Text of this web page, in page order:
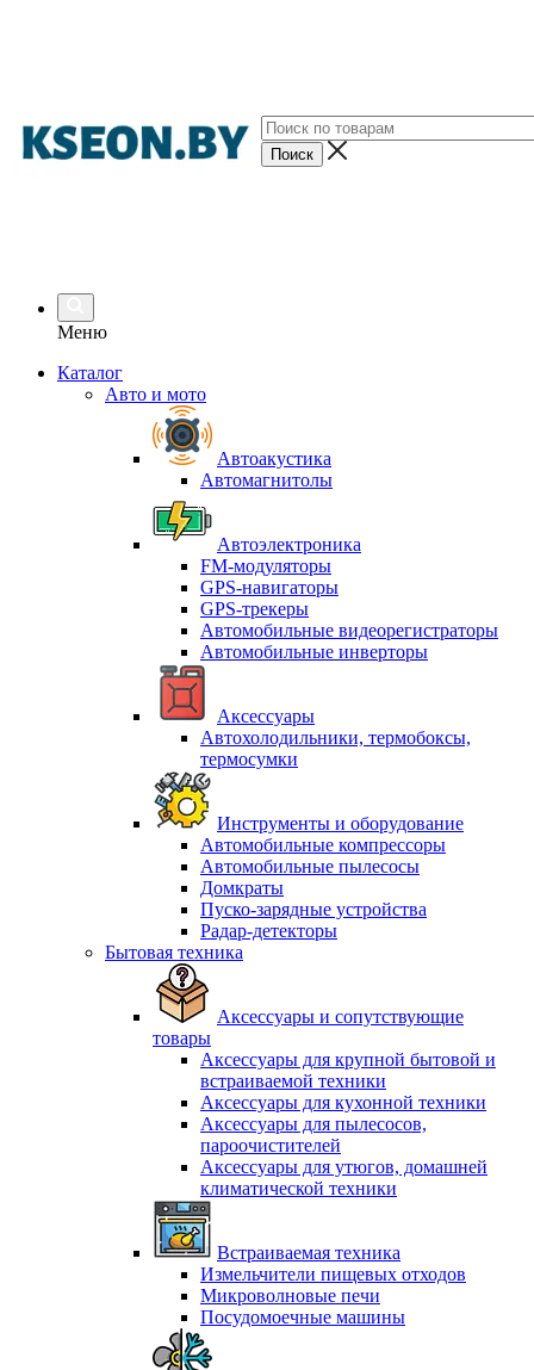
Меню
Каталог
Авто и мото
Автоакустика
Автомагнитолы
Автоэлектроника
FM-модуляторы
GPS-навигаторы
GPS-трекеры
Автомобильные видеорегистраторы
Автомобильные инверторы
Аксессуары
Автохолодильники, термобоксы,
термосумки
Инструменты и оборудование
Автомобильные компрессоры
Автомобильные пылесосы
Домкраты
Пуско-зарядные устройства
Радар-детекторы
Бытовая техника
Аксессуары и сопутствующие
товары
Аксессуары для крупной бытовой и
встраиваемой техники
Аксессуары для кухонной техники
Аксессуары для пылесосов,
пароочистителей
Аксессуары для утюгов, домашней
климатической техники
Встраиваемая техника
Измельчители пищевых отходов
Микроволновые печи
Посудомоечные машины